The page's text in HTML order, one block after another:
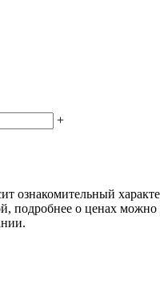
+
ознакомительный
подробнее о ценах можно